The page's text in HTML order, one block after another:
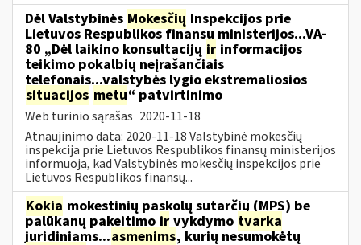
Dėl Valstybinės Mokesčių Inspekcijos prie
Lietuvos Respublikos finansų ministerijos...VA-
80 „Dėl laikino konsultacijų ir informacijos
teikimo pokalbių neįrašančiais
telefonais...valstybės lygio ekstremaliosios
situacijos metu“ patvirtinimo
Web turinio sąrašas 2020-11-18
Atnaujinimo data: 2020-11-18 Valstybinė mokesčių
inspekcija prie Lietuvos Respublikos finansų ministerijos
informuoja, kad Valstybinės mokesčių inspekcijos prie
Lietuvos Respublikos finansų...
Kokia mokestinių paskolų sutarčių (MPS) be
palūkanų pakeitimo ir vykdymo tvarka
juridiniams...asmenims, kurių nesumokėtų